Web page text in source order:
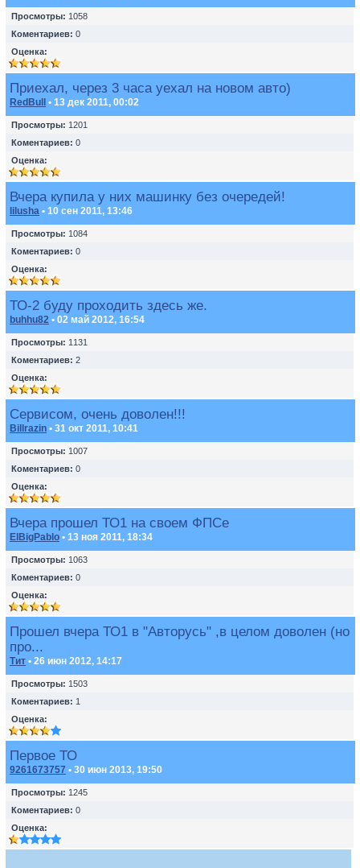
Просмотры: 1058
Коментариев: 0
Оценка:
Приехал, через 3 часа уехал на новом авто)
RedBull • 13 дек 2011, 00:02
Просмотры: 1201
Коментариев: 0
Оценка:
Вчера купила у них машинку без очередей!
lilusha • 10 сен 2011, 13:46
Просмотры: 1084
Коментариев: 0
Оценка:
ТО-2 буду проходить здесь же.
buhhu82 • 02 май 2012, 16:54
Просмотры: 1131
Коментариев: 2
Оценка:
Сервисом, очень доволен!!!
Billrazin • 31 окт 2011, 10:41
Просмотры: 1007
Коментариев: 0
Оценка:
Вчера прошел ТО1 на своем ФПСе
ElBigPablo • 13 ноя 2011, 18:34
Просмотры: 1063
Коментариев: 0
Оценка:
Прошел вчера ТО1 в "Авторусь" ,в целом доволен (но
про...
Тит • 26 июн 2012, 14:17
Просмотры: 1503
Коментариев: 1
Оценка:
Первое ТО
9261673757 • 30 июн 2013, 19:50
Просмотры: 1245
Коментариев: 0
Оценка: